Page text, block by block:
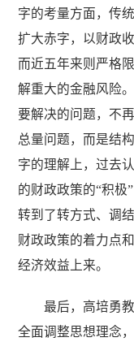
字的考量方面，传
扩大赤字，以财政
而近五年来则严格
解重大的金融风险
要解决的问题，不
总量问题，而是结
字的理解上，过去
的财政政策的“积极
转到了转方式、调
财政政策的着力点
经济效益上来。
最后，高培勇
全面调整思想理念